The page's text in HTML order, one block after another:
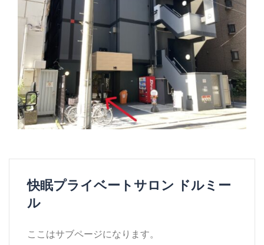
快眠プライベートサロン ドルミー
ル
ここはサブページになります。